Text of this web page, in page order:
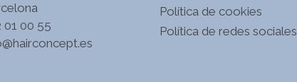
01 00 55
Política de cookies
Política de redes sociales